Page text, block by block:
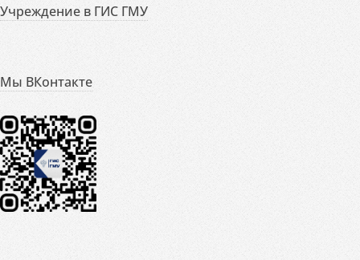
Учреждение в ГИС ГМУ
Мы ВКонтакте